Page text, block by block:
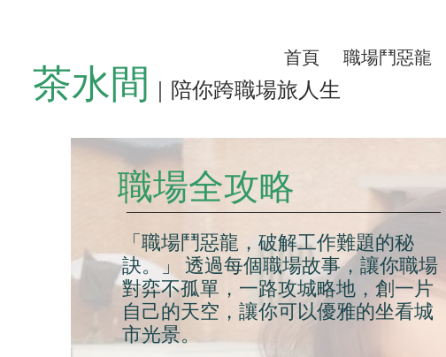
茶水間 ｜陪你跨職場旅人生
首頁 職場鬥惡龍
職場全攻略
「職場鬥惡龍，破解工作難題的秘
訣。」 透過每個職場故事，讓你職場
對弈不孤單，一路攻城略地，創一片
自己的天空，讓你可以優雅的坐看城
市光景。